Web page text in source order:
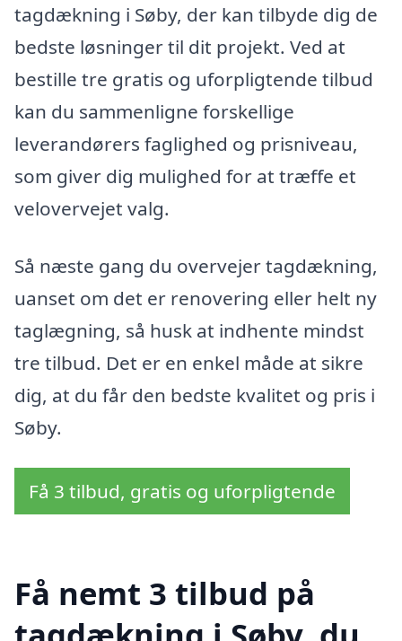
tagdækning i Søby, der kan tilbyde dig de
bedste løsninger til dit projekt. Ved at
bestille tre gratis og uforpligtende tilbud
kan du sammenligne forskellige
leverandørers faglighed og prisniveau,
som giver dig mulighed for at træffe et
velovervejet valg.
Så næste gang du overvejer tagdækning,
uanset om det er renovering eller helt ny
taglægning, så husk at indhente mindst
tre tilbud. Det er en enkel måde at sikre
dig, at du får den bedste kvalitet og pris i
Søby.
Få 3 tilbud, gratis og uforpligtende
Få nemt 3 tilbud på